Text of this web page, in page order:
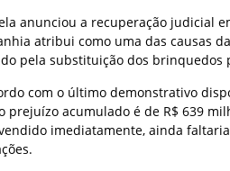
anunciou a recuperação judicial
atribui como uma das causas
pela substituição dos brinquedos
com o último demonstrativo
prejuízo acumulado é de R$ 639
imediatamente, ainda